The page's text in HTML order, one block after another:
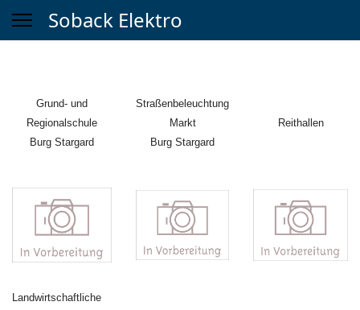
Soback Elektro
Grund- und
Regionalschule
Burg Stargard
Straßenbeleuchtung
Markt
Burg Stargard
Reithallen
Landwirtschaftliche